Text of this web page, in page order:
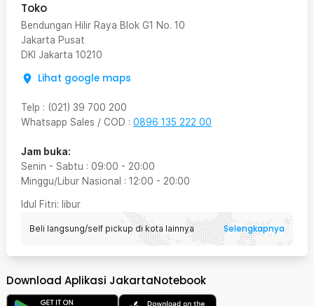
Toko
Bendungan Hilir Raya Blok G1 No. 10
Jakarta Pusat
DKI Jakarta 10210
Lihat google maps
Telp : (021) 39 700 200
Whatsapp Sales / COD : 0896 135 222 00
Jam buka:
Senin - Sabtu : 09:00 - 20:00
Minggu/Libur Nasional : 12:00 - 20:00
Idul Fitri: libur
Beli langsung/self pickup di kota lainnya Selengkapnya
Download Aplikasi JakartaNotebook